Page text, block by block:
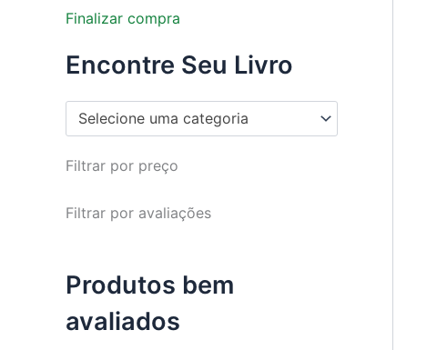
Finalizar compra
Encontre Seu Livro
Selecione uma categoria
Filtrar por preço
Filtrar por avaliações
Produtos bem
avaliados